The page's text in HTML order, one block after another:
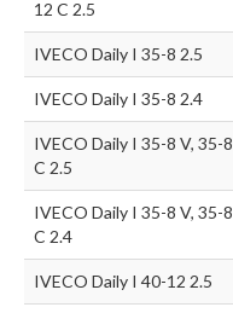
12 C 2.5
IVECO Daily I 35-8 2.5
IVECO Daily I 35-8 2.4
IVECO Daily I 35-8 V, 35-8
C 2.5
IVECO Daily I 35-8 V, 35-8
C 2.4
IVECO Daily I 40-12 2.5